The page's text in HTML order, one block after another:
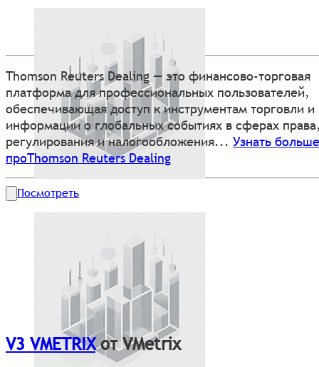
Thomson Reuters Dealing — это финансово-торговая
платформа для профессиональных пользователей,
обеспечивающая доступ к инструментам торговли и
информации о глобальных событиях в сферах
регулирования и налогообложения... Узнать больше
проThomson Reuters Dealing
Посмотреть
V3 VMETRIXот VMetrix